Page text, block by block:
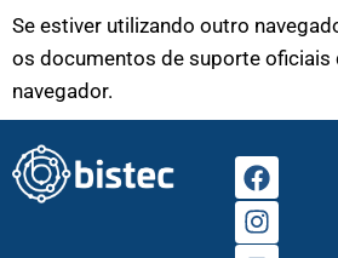
Se estiver utilizando outro
os documentos de suporte oficiais
navegador.